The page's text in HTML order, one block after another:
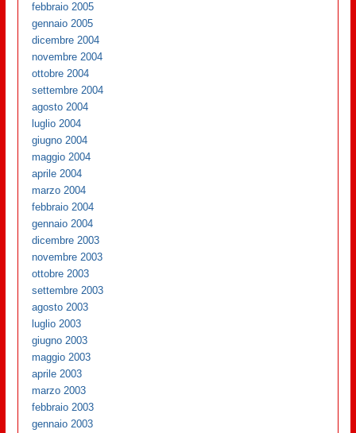
febbraio 2005
gennaio 2005
dicembre 2004
novembre 2004
ottobre 2004
settembre 2004
agosto 2004
luglio 2004
giugno 2004
maggio 2004
aprile 2004
marzo 2004
febbraio 2004
gennaio 2004
dicembre 2003
novembre 2003
ottobre 2003
settembre 2003
agosto 2003
luglio 2003
giugno 2003
maggio 2003
aprile 2003
marzo 2003
febbraio 2003
gennaio 2003